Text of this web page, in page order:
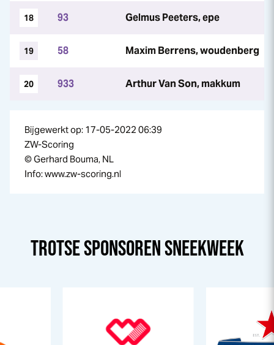
18 93 Gelmus Peeters, epe
19 58 Maxim Berrens, woudenberg
20 933 Arthur Van Son, makkum
Bijgewerkt op: 17-05-2022 06:39
ZW-Scoring
© Gerhard Bouma, NL
Info: www.zw-scoring.nl
TROTSE SPONSORENSNEEKWEEK